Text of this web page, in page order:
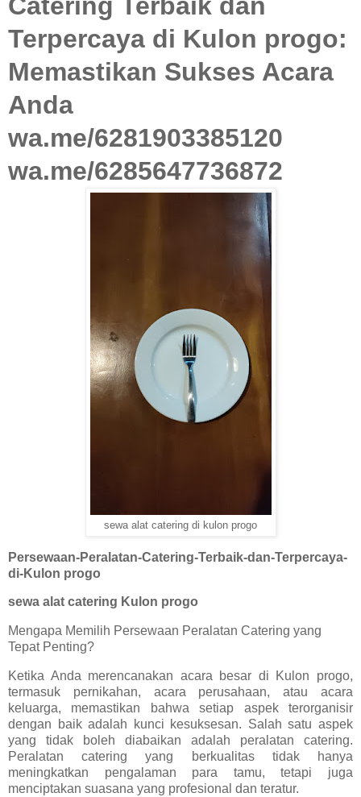
Terpercaya di Kulon progo:
Memastikan Sukses Acara
Anda
wa.me/6281903385120
wa.me/6285647736872
sewa alat catering di kulon progo
Persewaan-Peralatan-Catering-Terbaik-dan-Terpercaya-
di-Kulon progo
sewa alat catering Kulon progo
Mengapa Memilih Persewaan Peralatan Catering yang
Tepat Penting?
Ketika Anda merencanakan acara besar di Kulon progo,
termasuk pernikahan, acara perusahaan, atau acara
keluarga, memastikan bahwa setiap aspek terorganisir
dengan baik adalah kunci kesuksesan. Salah satu aspek
yang tidak boleh diabaikan adalah peralatan catering.
Peralatan catering yang berkualitas tidak hanya
meningkatkan pengalaman para tamu, tetapi juga
menciptakan suasana yang profesional dan teratur.